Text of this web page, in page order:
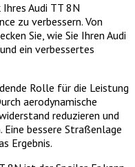
Ihres Audi TT 8N
zu verbessern. Von
Sie, wie Sie Ihren Audi
ein verbessertes
Rolle für die Leistung
aerodynamische
reduzieren und
bessere Straßenlage
Ergebnis.